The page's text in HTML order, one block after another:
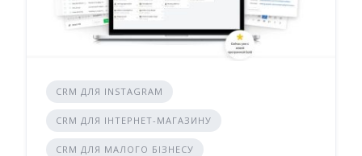
CRM ДЛЯ INSTAGRAM
CRM ДЛЯ ІНТЕРНЕТ-МАГАЗИНУ
CRM ДЛЯ МАЛОГО БІЗНЕСУ